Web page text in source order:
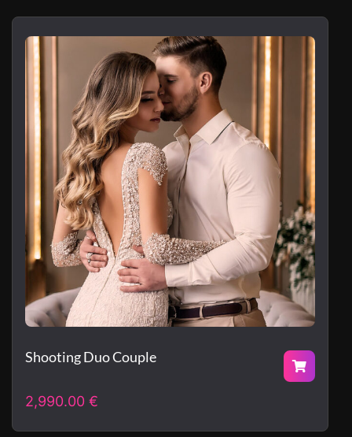
Shooting Duo Couple
2,990.00 €